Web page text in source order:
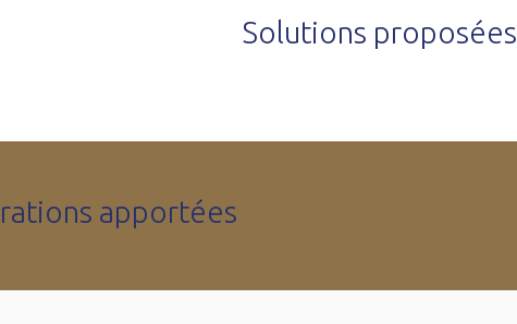
Solutions proposées
apportées